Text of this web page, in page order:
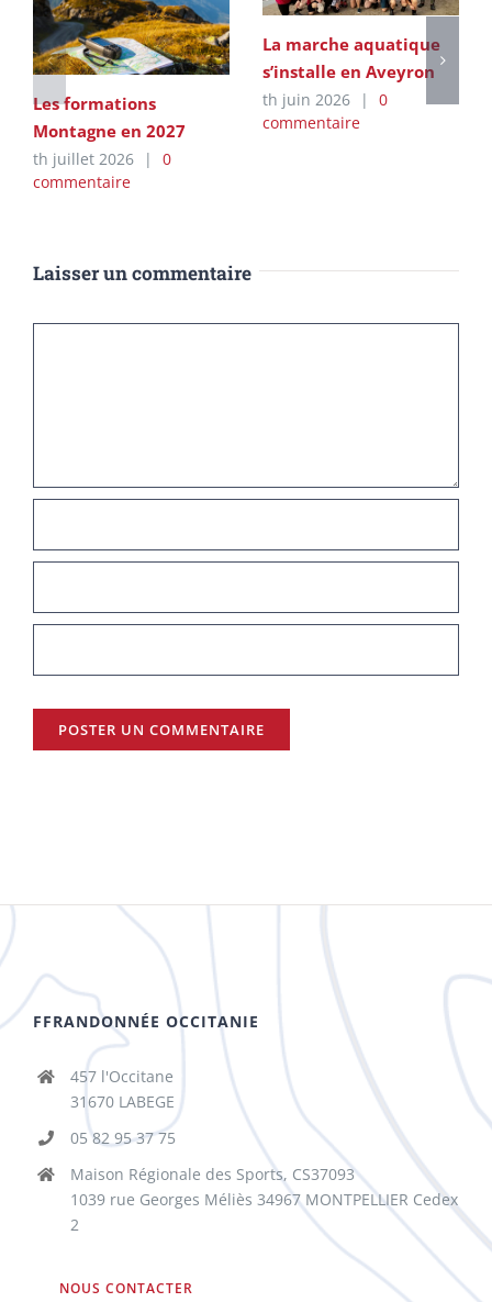
Les formations
Montagne en 2027
th juillet 2026 |
0
commentaire
La marche aquatique
s’installe en Aveyron
th juin 2026 |
0
commentaire
Laisser un commentaire
FFRANDONNÉE OCCITANIE
457 l'Occitane
31670 LABEGE
05 82 95 37 75
Maison Régionale des Sports, CS37093
1039 rue Georges Méliès 34967 MONTPELLIER Cedex
2
NOUS CONTACTER